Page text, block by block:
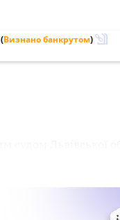
(Визнано банкрутом)